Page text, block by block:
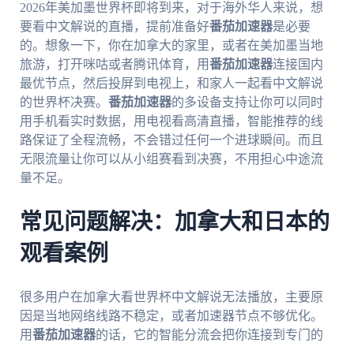
2026年美加墨世界杯即将到来，对于海外华人来说，想
要看中文解说的直播，提前准备好番茄加速器是必要
的。想象一下，你在加拿大的家里，或者在美加墨当地
旅游，打开咪咕或者腾讯体育，用番茄加速器连接国内
最优节点，然后投屏到电视上，和家人一起看中文解说
的世界杯决赛。 番茄加速器的多设备支持让你可以同时
用手机看实时数据，用电视看高清直播，智能推荐的线
路保证了全程流畅，不会错过任何一个进球瞬间。而且
无限流量让你可以从小组赛看到决赛，不用担心中途流
量不足。
常见问题解决：加拿大和日本的
观看案例
很多用户在加拿大看世界杯中文解说无法播放，主要原
因是当地网络线路不稳定，或者加速器节点不够优化。
用番茄加速器的话，它的智能分流会把你连接到专门的